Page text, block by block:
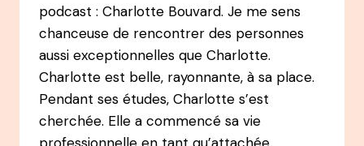
podcast : Charlotte Bouvard. Je me sens
chanceuse de rencontrer des personnes
aussi exceptionnelles que Charlotte.
Charlotte est belle, rayonnante, à sa place.
Pendant ses études, Charlotte s’est
cherchée. Elle a commencé sa vie